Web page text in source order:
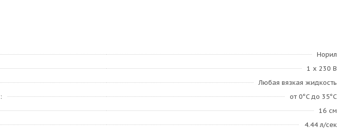
Норил
1 х 230 В
Любая вязкая жидкость
от 0°C до 35°C
16 см
4.44 л/сек